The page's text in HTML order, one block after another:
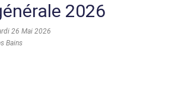
2026
26 Mai 2026
Bains